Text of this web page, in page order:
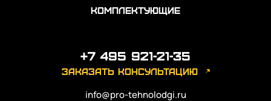
Комплектующие
+7 495 921-21-35
заказать консультацию
info@pro-tehnolodgi.ru